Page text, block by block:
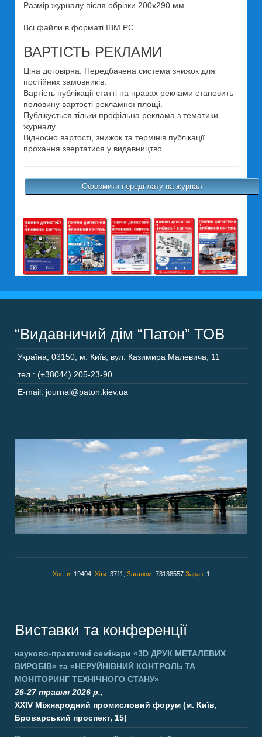
Размір журналу після обрізки 200x290 мм.
Всі файли в форматі IBM PC.
ВАРТІСТЬ РЕКЛАМИ
Ціна договірна. Передбачена система знижок для
постійних замовників.
Вартість публікації статті на правах реклами становить
половину вартості рекламної площі.
Публікується тільки профільна реклама з тематики
журналу.
Відносно вартості, знижок та термінів публікації
прохання звертатися у видавництво.
Оформити передплату на журнал
“Видавничий дім “Патон” ТОВ
Україна 03150 м. Київ, вул. Казимира Малевича, 11
тел.: (+38044) 205-23-90
E-mail: journal@paton.kiev.ua
Хости: 19404, Хіти: 3711, Загалом: 73138557 Зараз: 1
Виставки та конференції
науково-практичні семінари «3D ДРУК МЕТАЛЕВИХ
ВИРОБІВ» та «НЕРУЙНІВНИЙ КОНТРОЛЬ ТА
МОНІТОРИНГ ТЕХНІЧНОГО СТАНУ»
26-27 травня 2026 р.,
XXIV Міжнародний промисловий форум (м. Київ,
Броварський проспект, 15)